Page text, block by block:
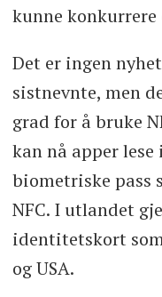
kunne
Det er ingen
sistnevnte, men
grad for å bruke
kan nå apper
biometriske pass
NFC. I utlandet
identitetskort
og USA.